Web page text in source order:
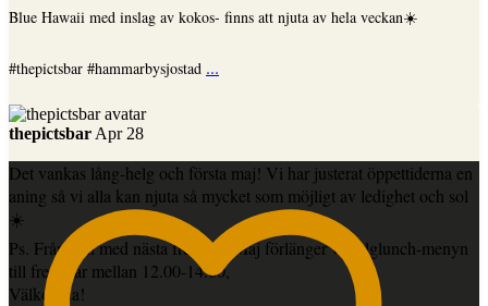
Blue Hawaii med inslag av kokos- finns att njuta av hela veckan☀️
#thepictsbar #hammarbysjostad ...
thepictsbar Apr 28
Det vankas lång-helg och första maj! Vi har justerat öppettiderna en
aning så vi alla kan njuta så mycket som möjligt av ledighet och sol
☀️
Ps. Från och med nästa fredag 8 Maj förlänger vi helglunch-menyn
till fredagar mellan 12.00-14.00,
Välkomna!